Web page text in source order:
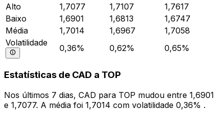
Alto
1,7077 1,7107
1,7617
Baixo
1,6901 1,6813
1,6747
Média
1,7014 1,6967
1,7058
Volatilidade
0,36% 0,62% 0,65%
Estatísticas de CAD a TOP
Nos últimos 7 dias, CAD para TOP mudou entre 1,6901
e 1,7077. A média foi 1,7014 com volatilidade 0,36% .